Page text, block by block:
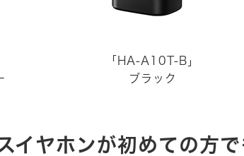
「HA-A10T-B」
ブラック
イヤホンが初めての方